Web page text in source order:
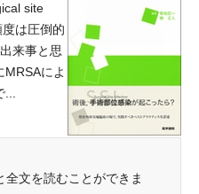
site
は圧倒的
来事と思
によ
全文を読むことができま